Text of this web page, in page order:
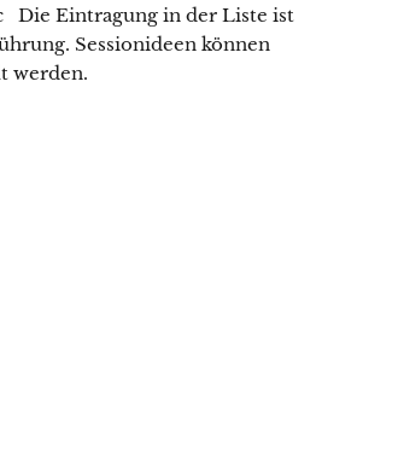
Die Eintragung in der Liste ist
Sessionideen können
werden.